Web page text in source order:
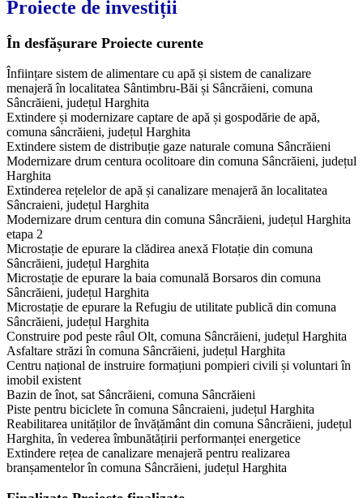
Proiecte de investiții
În desfășurare Proiecte curente
Înființare sistem de alimentare cu apă și sistem de canalizare
menajeră în localitatea Sântimbru-Băi și Sâncrăieni, comuna
Sâncrăieni, județul Harghita
Extindere și modernizare captare de apă și gospodărie de apă,
comuna sâncrăieni, județul Harghita
Extindere sistem de distribuție gaze naturale comuna Sâncrăieni
Modernizare drum centura ocolitoare din comuna Sâncrăieni, județul
Harghita
Extinderea rețelelor de apă și canalizare menajeră ăn localitatea
Sâncraieni, județul Harghita
Modernizare drum centura din comuna Sâncrăieni, județul Harghita
etapa 2
Microstație de epurare la clădirea anexă Flotație din comuna
Sâncrăieni, județul Harghita
Microstație de epurare la baia comunală Borsaros din comuna
Sâncrăieni, județul Harghita
Microstație de epurare la Refugiu de utilitate publică din comuna
Sâncrăieni, județul Harghita
Construire pod peste râul Olt, comuna Sâncrăieni, județul Harghita
Asfaltare străzi în comuna Sâncrăieni, județul Harghita
Centru național de instruire formațiuni pompieri civili și voluntari în
imobil existent
Bazin de înot, sat Sâncrăieni, comuna Sâncrăieni
Piste pentru biciclete în comuna Sâncraieni, județul Harghita
Reabilitarea unităților de învățământ din comuna Sâncrăieni, județul
Harghita, în vederea îmbunătățirii performanței energetice
Extindere rețea de canalizare menajeră pentru realizarea
branșamentelor în comuna Sâncrăieni, județul Harghita